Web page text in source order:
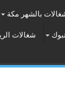
بالشهر مكة
شغالات